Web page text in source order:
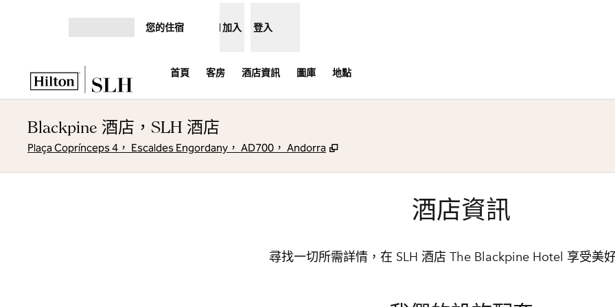
您的住宿 加入 登入
首頁 客房 酒店資訊 圖庫 地點
Blackpine 酒店，SLH 酒店
Plaça Coprínceps 4， Escaldes Engordany， AD700， Andorra ,
酒店資訊
尋找一切所需詳情，在 SLH 酒店 The Blackpine Hotel 享受美